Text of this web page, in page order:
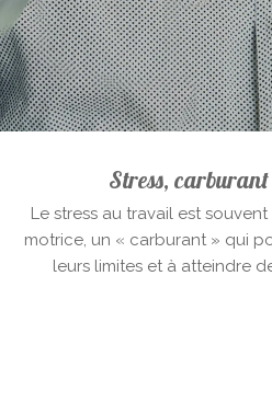
Stress,
Le stress au travail est
motrice, un « carburant » qui
leurs limites et à atteindre